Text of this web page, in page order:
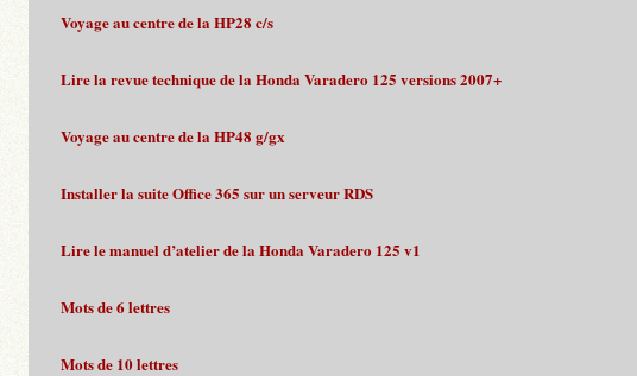
Voyage au centre de la HP28 c/s
Lire la revue technique de la Honda Varadero 125 versions 2007+
Voyage au centre de la HP48 g/gx
Installer la suite Office 365 sur un serveur RDS
Lire le manuel d’atelier de la Honda Varadero 125 v1
Mots de 6 lettres
Mots de 10 lettres